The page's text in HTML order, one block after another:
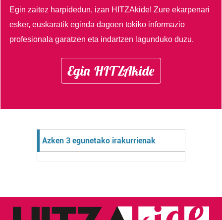
Egin zaitez harpidedun, izan HITZAkide!Zure ekarpenari
esker, euskaratik eginda dagoen tokiko informazio
profesionala garatzen eta indartzen lagunduko duzu.
Egin HITZAkide
Azken 3 egunetako irakurrienak